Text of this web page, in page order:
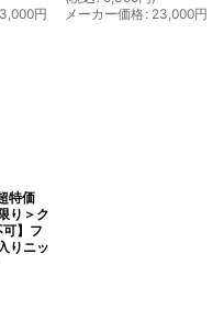
円
メーカー価格: 23,000円
特価
り＞ク
】フ
りニッ